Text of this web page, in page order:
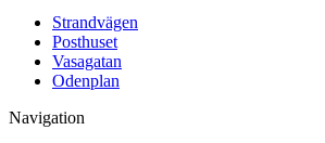
Strandvägen
Posthuset
Vasagatan
Odenplan
Navigation